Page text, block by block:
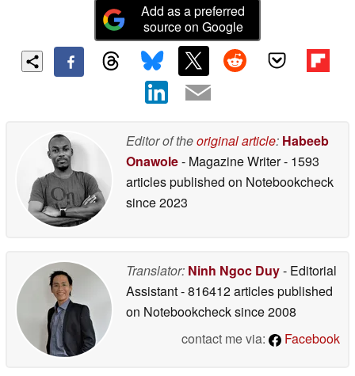
Add as a preferred
source on Google
Editor of theoriginal article: Habeeb
Onawole- Magazine Writer- 1593
articles published on Notebookcheck
since 2023
Translator: Ninh Ngoc Duy- Editorial
Assistant- 816412 articles published
on Notebookchecksince 2008
contact me via:
Facebook